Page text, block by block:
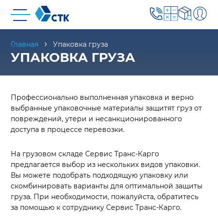
Главная Упаковка груза
УПАКОВКА ГРУЗА
Профессионально выполненная упаковка и верно
выбранные упаковочные материалы защитят груз от
повреждений, утери и несанкционированного
доступа в процессе перевозки.
На грузовом складе Сервис Транс-Карго
предлагается выбор из нескольких видов упаковки.
Вы можете подобрать подходящую упаковку или
скомбинировать варианты для оптимальной защиты
груза. При необходимости, пожалуйста, обратитесь
за помощью к сотруднику Сервис Транс-Карго.